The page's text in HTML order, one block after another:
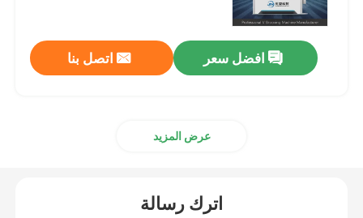
افضل سعر اتصل بنا
عرض المزيد
اترك رسالة